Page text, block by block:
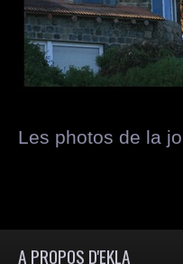
Les photos de la
A PROPOS D'EKLA